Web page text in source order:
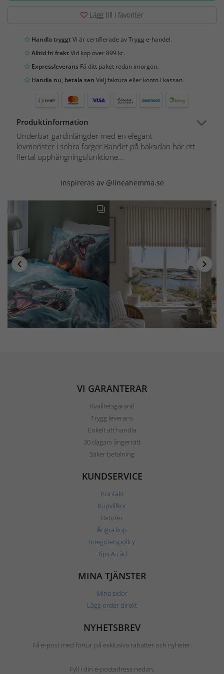
Lägg till i favoriter
Handla tryggtVi är certifierade av Trygg e-handel.
Alltid fri fraktVid köp över 899 kr.
Expressleverans Få ditt paket redan imorgon.
Handla nu, betala sen Välj faktura eller konto i kassan.
Produktinformation
Underbar gardinlängder med en elegant
lövmönster i sobra färger.Bandet på baksidan har ett
flertal upphängningsfunktione...
Inspireras av @lineahemma.se
VI GARANTERAR
Kvalitetsgaranti
Trygg leverans
Enkelt att handla
30 dagars ångerrätt
Säker betalning
KUNDSERVICE
Kontakt
Köpvillkor
Returer
Ångra köp
Integritetspolicy
Tips & råd
MINA TJÄNSTER
Mina sidor
Lägg order direkt
NYHETSBREV
Få e-post med förtur på exklusiva rabatter och nyheter.
Fyll i din e-postadress nedan.